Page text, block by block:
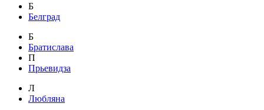
Б
Белград
Б
Братислава
П
Прьевидза
Л
Любляна